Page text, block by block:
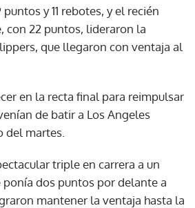
y 11 rebotes, y el recién
con 22 puntos, lideraron la
que llegaron con ventaja al
en la recta final para reimpulsar
de batir a Los Angeles
del martes.
triple en carrera a un
dos puntos por delante a
mantener la ventaja hasta la